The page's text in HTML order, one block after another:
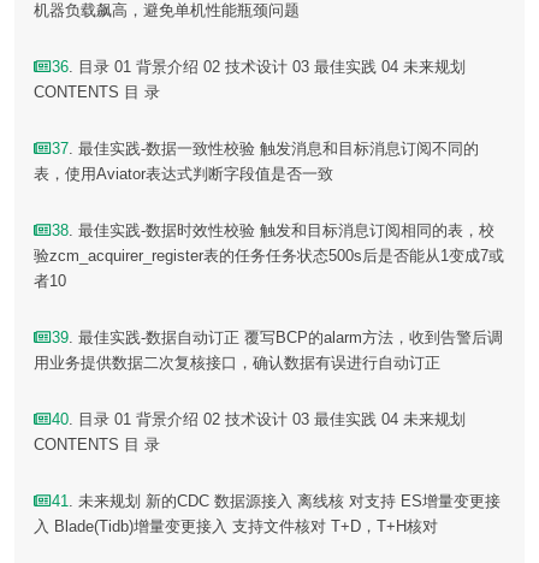
机器负载飙高，避免单机性能瓶颈问题
36. 目录 01 背景介绍 02 技术设计 03 最佳实践 04 未来规划
CONTENTS 目 录
37. 最佳实践-数据一致性校验 触发消息和目标消息订阅不同的
表，使用Aviator表达式判断字段值是否一致
38. 最佳实践-数据时效性校验 触发和目标消息订阅相同的表，校
验zcm_acquirer_register表的任务任务状态500s后是否能从1变成7或
者10
39. 最佳实践-数据自动订正 覆写BCP的alarm方法，收到告警后调
用业务提供数据二次复核接口，确认数据有误进行自动订正
40. 目录 01 背景介绍 02 技术设计 03 最佳实践 04 未来规划
CONTENTS 目 录
41. 未来规划 新的CDC 数据源接入 离线核 对支持 ES增量变更接
入 Blade(Tidb)增量变更接入 支持文件核对 T+D，T+H核对